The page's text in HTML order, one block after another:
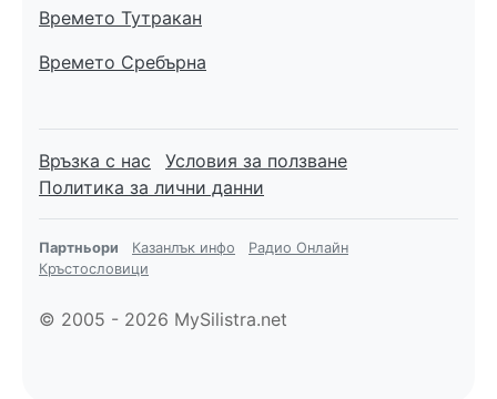
Времето Тутракан
Времето Сребърна
Връзка с нас
Условия за ползване
Политика за лични данни
Партньори Казанлък инфо
Радио Онлайн
Кръстословици
© 2005 - 2026 MySilistra.net